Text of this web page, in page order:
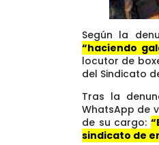
Según la
“haciendo
locutor de
del Sindicato
Tras la
WhatsApp de
de su cargo:
sindicato de